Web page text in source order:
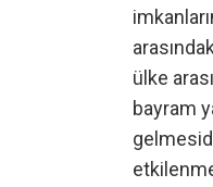
ülke
bayram